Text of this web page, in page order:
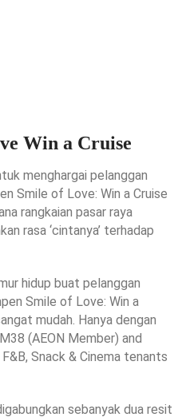
Win a Cruise
menghargai pelanggan
Smile of Love: Win a Cruise
rangkaian pasar raya
rasa ‘cintanya’ terhadap
hidup buat pelanggan
Smile of Love: Win a
mudah. Hanya dengan
(AEON Member) and
Snack & Cinema tenants
sebanyak dua resit